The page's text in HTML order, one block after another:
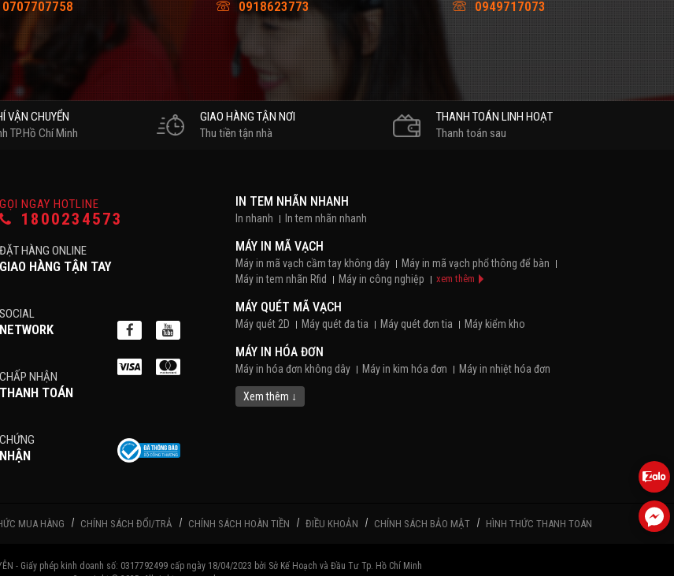
0707707758 0918623773 0949717073
VẬN CHUYỂN
TP.Hồ Chí Minh
GIAO HÀNG TẬN NƠI
Thu tiền tận nhà
THANH TOÁN LINH HOẠT
Thanh toán sau
GỌI NGAY HOTLINE
1800234573
ĐẶT HÀNG ONLINE
GIAO HÀNG TẬN TAY
SOCIAL
NETWORK
CHẤP NHẬN
THANH TOÁN
CHỨNG
NHẬN
IN TEM NHÃN NHANH
In nhanh In tem nhãn nhanh
MÁY IN MÃ VẠCH
Máy in mã vạch cầm tay không dây
Máy in mã vạch phổ thông để bàn
Máy in tem nhãn Rfid
Máy in công nghiệp xem thêm
MÁY QUÉT MÃ VẠCH
Máy quét 2D Máy quét đa tia Máy quét đơn tia Máy kiểm kho
MÁY IN HÓA ĐƠN
Máy in hóa đơn không dây Máy in kim hóa đơn Máy in nhiệt hóa đơn
POS BÁN HÀNG
MỰC IN NHÃN MÃ VẠCH
MÀN HÌNH HIỂN THỊ GIÁ
Xem thêm ↓
MUA HÀNG CHÍNH SÁCH ĐỔI/TRẢ CHÍNH SÁCH HOÀN TIỀN ĐIỀU KHOẢN CHÍNH SÁCH BẢO MẬT HÌNH THỨC THANH TOÁN
- Giấy phép kinh doanh số: 0317792499 cấp ngày 18/04/2023 bởi Sở Kế Hoạch và Đầu Tư Tp. Hồ Chí Minh
Copyright © 2025. All rights reserved.